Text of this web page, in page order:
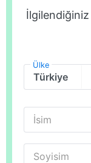
İlgilendiğiniz
Ülke
İsim
Soyisim